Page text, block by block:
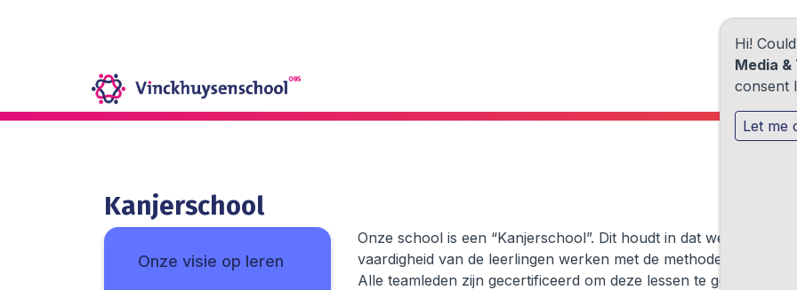
Onze activiteiten
Kanjerschool
Onze visie op leren
Onze school is een “Kanjerschool”. Dit houdt in dat we voor de
vaardigheid van de leerlingen werken met de methode
Alle teamleden zijn gecertificeerd om deze lessen te geven.
Hi!
Media
consent
Let me